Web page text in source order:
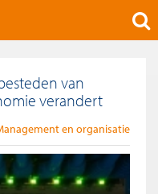
van
verandert
en organisatie